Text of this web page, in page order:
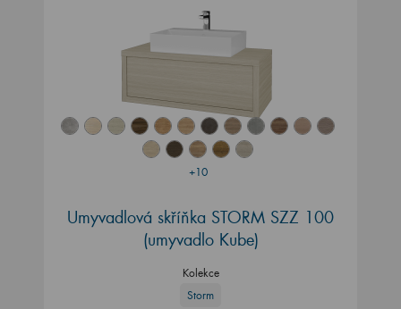
+10
Umyvadlová skříňka STORM SZZ 100
(umyvadlo Kube)
Kolekce
Storm